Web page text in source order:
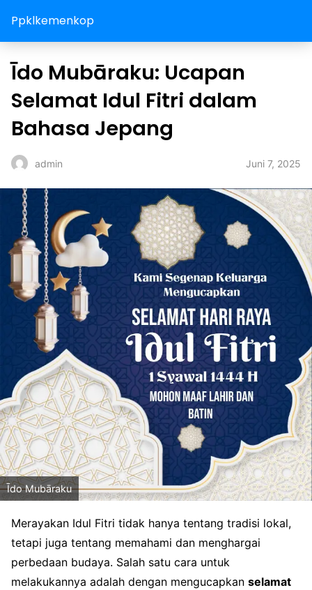
Ppklkemenkop
Īdo Mubāraku: Ucapan
Selamat Idul Fitri dalam
Bahasa Jepang
admin Juni 7, 2025
Īdo Mubāraku
Merayakan Idul Fitri tidak hanya tentang tradisi lokal,
tetapi juga tentang memahami dan menghargai
perbedaan budaya. Salah satu cara untuk
melakukannya adalah dengan mengucapkan selamat